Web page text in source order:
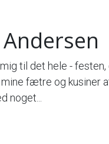
Andersen
til det hele - festen,
fætre og kusiner
noget...